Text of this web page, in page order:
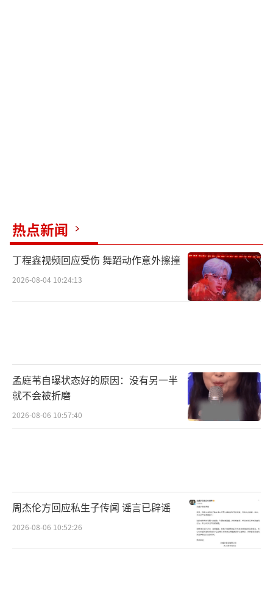
热点新闻
丁程鑫视频回应受伤 舞蹈动作意外擦撞
2026-08-04 10:24:13
孟庭苇自曝状态好的原因：没有另一半
就不会被折磨
2026-08-06 10:57:40
周杰伦方回应私生子传闻 谣言已辟谣
2026-08-06 10:52:26